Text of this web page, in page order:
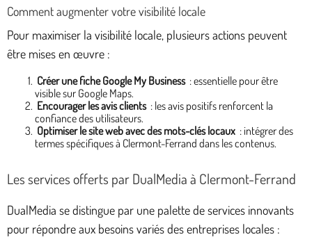
Comment augmenter votre visibilité locale
Pour maximiser la visibilité locale, plusieurs actions peuvent
être mises en œuvre :
Créer une fiche Google My Business : essentielle pour être
visible sur Google Maps.
Encourager les avis clients : les avis positifs renforcent la
confiance des utilisateurs.
Optimiser le site web avec des mots-clés locaux : intégrer des
termes spécifiques à Clermont-Ferrand dans les contenus.
Les services offerts par DualMedia à Clermont-Ferrand
DualMedia se distingue par une palette de services innovants
pour répondre aux besoins variés des entreprises locales :